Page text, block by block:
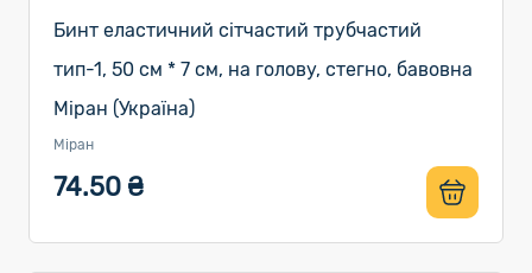
Бинт еластичний сітчастий трубчастий
тип-1, 50 см * 7 см, на голову, стегно, бавовна
Міран (Україна)
Міран
74.50 ₴